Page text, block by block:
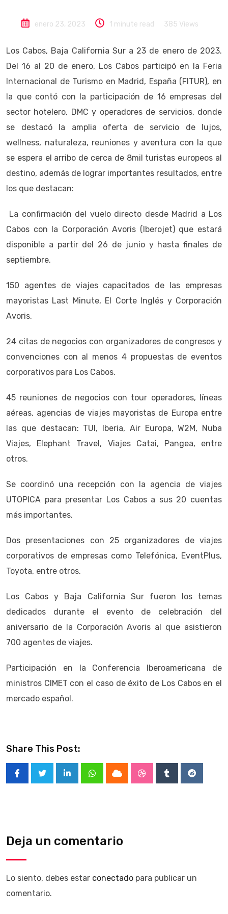
enero 23, 2023 1 minute read 385 Views
Los Cabos, Baja California Sur a 23 de enero de 2023.
Del 16 al 20 de enero, Los Cabos participó en la Feria
Internacional de Turismo en Madrid, España (FITUR), en
la que contó con la participación de 16 empresas del
sector hotelero, DMC y operadores de servicios, donde
se destacó la amplia oferta de servicio de lujos,
wellness, naturaleza, reuniones y aventura con la que
se espera el arribo de cerca de 8mil turistas europeos al
destino, además de lograr importantes resultados, entre
los que destacan:
La confirmación del vuelo directo desde Madrid a Los
Cabos con la Corporación Avoris (Iberojet) que estará
disponible a partir del 26 de junio y hasta finales de
septiembre.
150 agentes de viajes capacitados de las empresas
mayoristas Last Minute, El Corte Inglés y Corporación
Avoris.
24 citas de negocios con organizadores de congresos y
convenciones con al menos 4 propuestas de eventos
corporativos para Los Cabos.
45 reuniones de negocios con tour operadores, líneas
aéreas, agencias de viajes mayoristas de Europa entre
las que destacan: TUI, Iberia, Air Europa, W2M, Nuba
Viajes, Elephant Travel, Viajes Catai, Pangea, entre
otros.
Se coordinó una recepción con la agencia de viajes
UTOPICA para presentar Los Cabos a sus 20 cuentas
más importantes.
Dos presentaciones con 25 organizadores de viajes
corporativos de empresas como Telefónica, EventPlus,
Toyota, entre otros.
Los Cabos y Baja California Sur fueron los temas
dedicados durante el evento de celebración del
aniversario de la Corporación Avoris al que asistieron
700 agentes de viajes.
Participación en la Conferencia Iberoamericana de
ministros CIMET con el caso de éxito de Los Cabos en el
mercado español.
Share This Post:
LinkedInWhatsappCloud StumbleUpon
TumblrReddit
Deja un comentario
Lo siento, debes estar conectado para publicar un
comentario.